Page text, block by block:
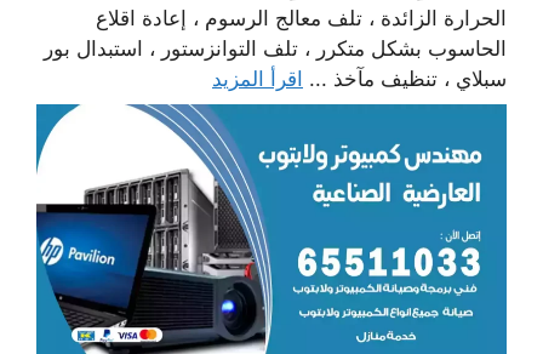
الحرارة الزائدة ، تلف معالج الرسوم ، إعادة اقلاع
الحاسوب بشكل متكرر ، تلف التوانزستور ، استبدال بور
سبلاي ، تنظيف مآخذ ... اقرأ المزيد